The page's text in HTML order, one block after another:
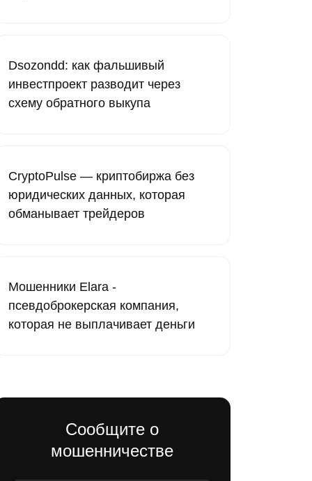
Dsozondd: как фальшивый
инвестпроект разводит через
схему обратного выкупа
CryptoPulse — криптобиржа без
юридических данных, которая
обманывает трейдеров
Мошенники Elara -
псевдоброкерская компания,
которая не выплачивает деньги
Сообщите о
мошенничестве